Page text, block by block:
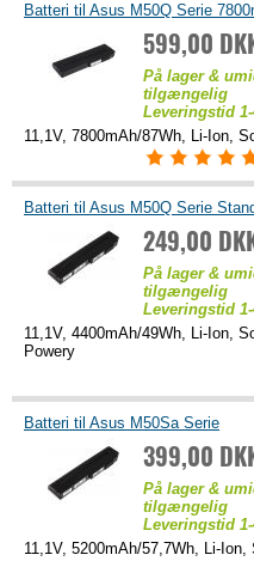
Batteri til Asus M50Q Serie
599,00
På lager &
tilgængelig
Leveringstid
11,1V, 7800mAh/87Wh, Li-Ion,
Batteri til Asus M50Q Serie
249,00
På lager &
tilgængelig
Leveringstid
11,1V, 4400mAh/49Wh, Li-Ion,
Powery
Batteri til Asus M50Sa Serie
399,00
På lager &
tilgængelig
Leveringstid
11,1V, 5200mAh/57,7Wh, Li-Ion,